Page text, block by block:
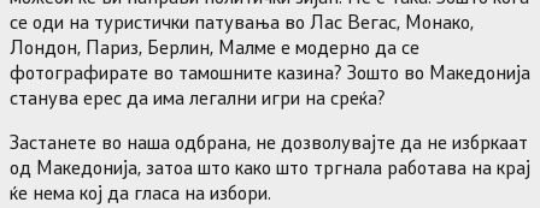
се оди на туристички патувања во Лас Вегас, Монако,
Лондон, Париз, Берлин, Малме е модерно да се
фотографирате во тамошните казина? Зошто во Македонија
станува ерес да има легални игри на среќа?
Застанете во наша одбрана, не дозволувајте да не избркаат
од Македонија, затоа што како што тргнала работава на крај
ќе нема кој да гласа на избори.